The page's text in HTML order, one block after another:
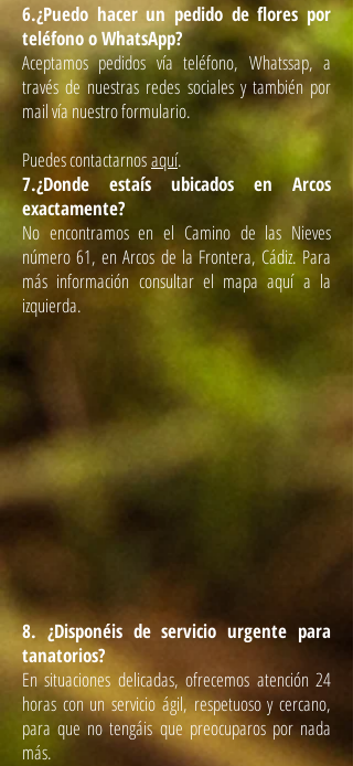
6.¿Puedo hacer un pedido de flores por
teléfono o WhatsApp?
Aceptamos pedidos vía teléfono, Whatssap, a
través de nuestras redes sociales y también por
mail vía nuestro formulario.
Puedes contactarnosaquí.
7.¿Donde estaís ubicados en Arcos
exactamente?
No encontramos en el Camino de las Nieves
número 61, en Arcos de la Frontera, Cádiz. Para
más información consultar el mapa aquí a la
izquierda.
8. ¿Disponéis de servicio urgente para
tanatorios?
En situaciones delicadas, ofrecemos atención 24
horas con un servicio ágil, respetuoso y cercano,
para que no tengáis que preocuparos por nada
más.